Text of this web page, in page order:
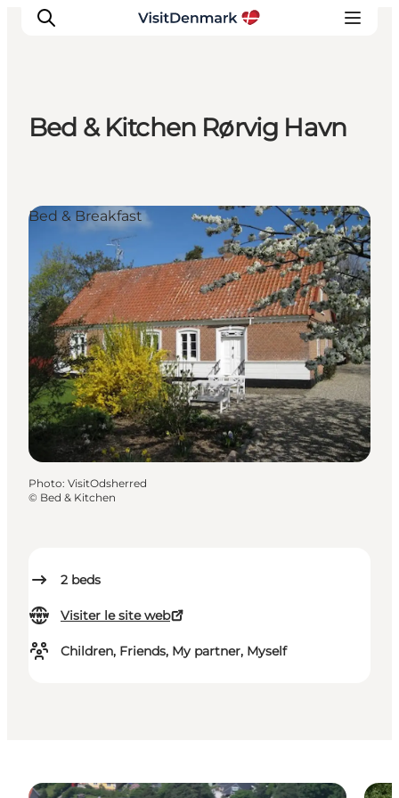
Quoi faire
Hébergements
Planifiez votre voyage
Bed & Kitchen Rørvig Havn
2 beds
Visiter le site web
Children, Friends, My partner, Myself
Bed & Breakfast
Photo: VisitOdsherred
© Bed & Kitchen